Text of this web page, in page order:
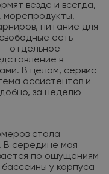
везде и всегда,
морепродукты,
питание для
есть
- отдельное
в
В целом, сервис
ассистентов и
за неделю
стала
В середине мая
по ощущениям
у корпуса